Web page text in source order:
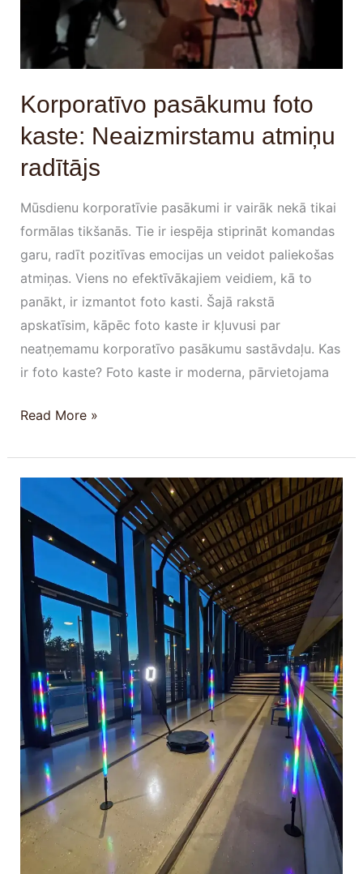
Korporatīvo pasākumu foto
kaste: Neaizmirstamu atmiņu
radītājs
Mūsdienu korporatīvie pasākumi ir vairāk nekā tikai
formālas tikšanās. Tie ir iespēja stiprināt komandas
garu, radīt pozitīvas emocijas un veidot paliekošas
atmiņas. Viens no efektīvākajiem veidiem, kā to
panākt, ir izmantot foto kasti. Šajā rakstā
apskatīsim, kāpēc foto kaste ir kļuvusi par
neatņemamu korporatīvo pasākumu sastāvdaļu. Kas
ir foto kaste? Foto kaste ir moderna, pārvietojama
Read More »
pasākumu
foto
risinājumi:
Kā
padarīt
jūsu
pasākumu
neaizmirstamu?